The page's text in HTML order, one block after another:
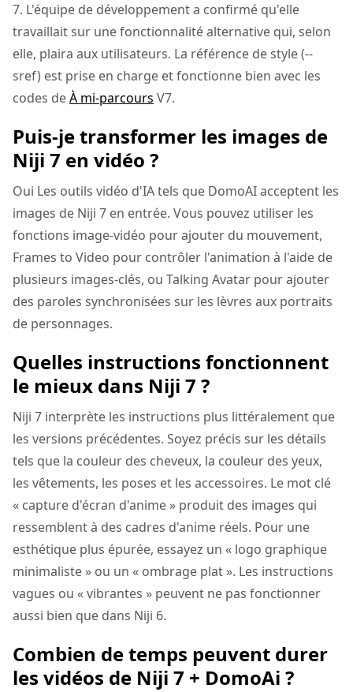
7. L'équipe de développement a confirmé qu'elle
travaillait sur une fonctionnalité alternative qui, selon
elle, plaira aux utilisateurs. La référence de style (--
sref) est prise en charge et fonctionne bien avec les
codes deÀ mi-parcours V7.
Puis-je transformer les images de
Niji 7 en vidéo ?
Oui Les outils vidéo d'IA tels que DomoAI acceptent les
images de Niji 7 en entrée. Vous pouvez utiliser les
fonctions image-vidéo pour ajouter du mouvement,
Frames to Video pour contrôler l'animation à l'aide de
plusieurs images-clés, ou Talking Avatar pour ajouter
des paroles synchronisées sur les lèvres aux portraits
de personnages.
Quelles instructions fonctionnent
le mieux dans Niji 7 ?
Niji 7 interprète les instructions plus littéralement que
les versions précédentes. Soyez précis sur les détails
tels que la couleur des cheveux, la couleur des yeux,
les vêtements, les poses et les accessoires. Le mot clé
« capture d'écran d'anime » produit des images qui
ressemblent à des cadres d'anime réels. Pour une
esthétique plus épurée, essayez un « logo graphique
minimaliste » ou un « ombrage plat ». Les instructions
vagues ou « vibrantes » peuvent ne pas fonctionner
aussi bien que dans Niji 6.
Combien de temps peuvent durer
les vidéos de Niji 7 + DomoAi ?